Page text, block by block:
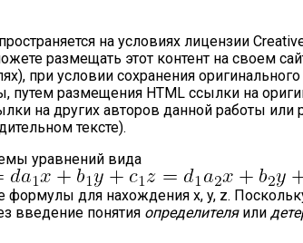
на условиях лицензии
размещать этот контент на своем
при условии сохранения
путем размещения HTML ссылки на
на других авторов данной работы или
тексте).
уравнений вида
формулы для нахождения x, y, z.
введение понятия определителяили